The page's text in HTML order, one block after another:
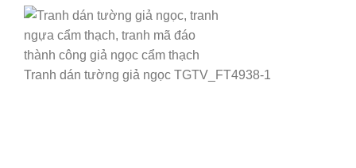
Tranh dán tường giả ngọc TGTV_FT4938-1